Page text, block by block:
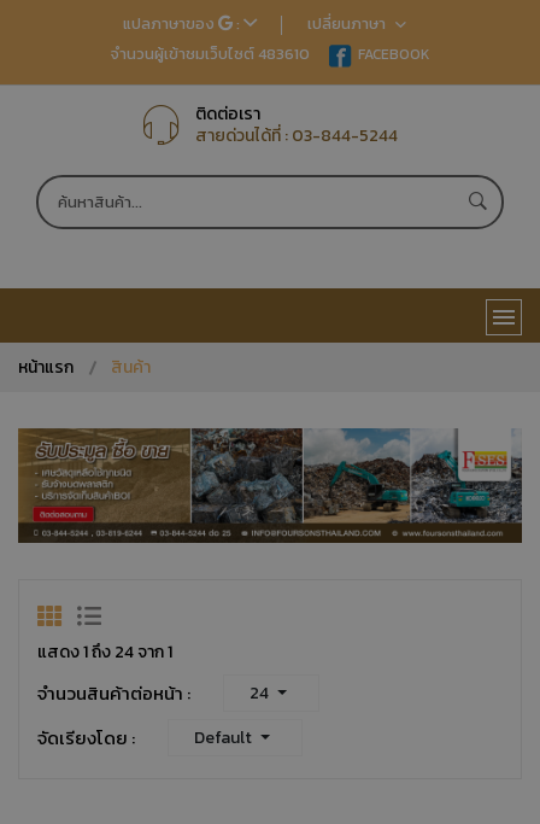
แปลภาษาของ :
TH EN
CN
เปลี่ยนภาษา
จำนวนผู้เข้าชมเว็บไซต์ 483610
FACEBOOK
ติดต่อเรา
สายด่วนได้ที่ :03-844-5244
หน้าแรก สินค้า
แสดง 1 ถึง 24 จาก 1
จำนวนสินค้าต่อหน้า : 24
จัดเรียงโดย : Default